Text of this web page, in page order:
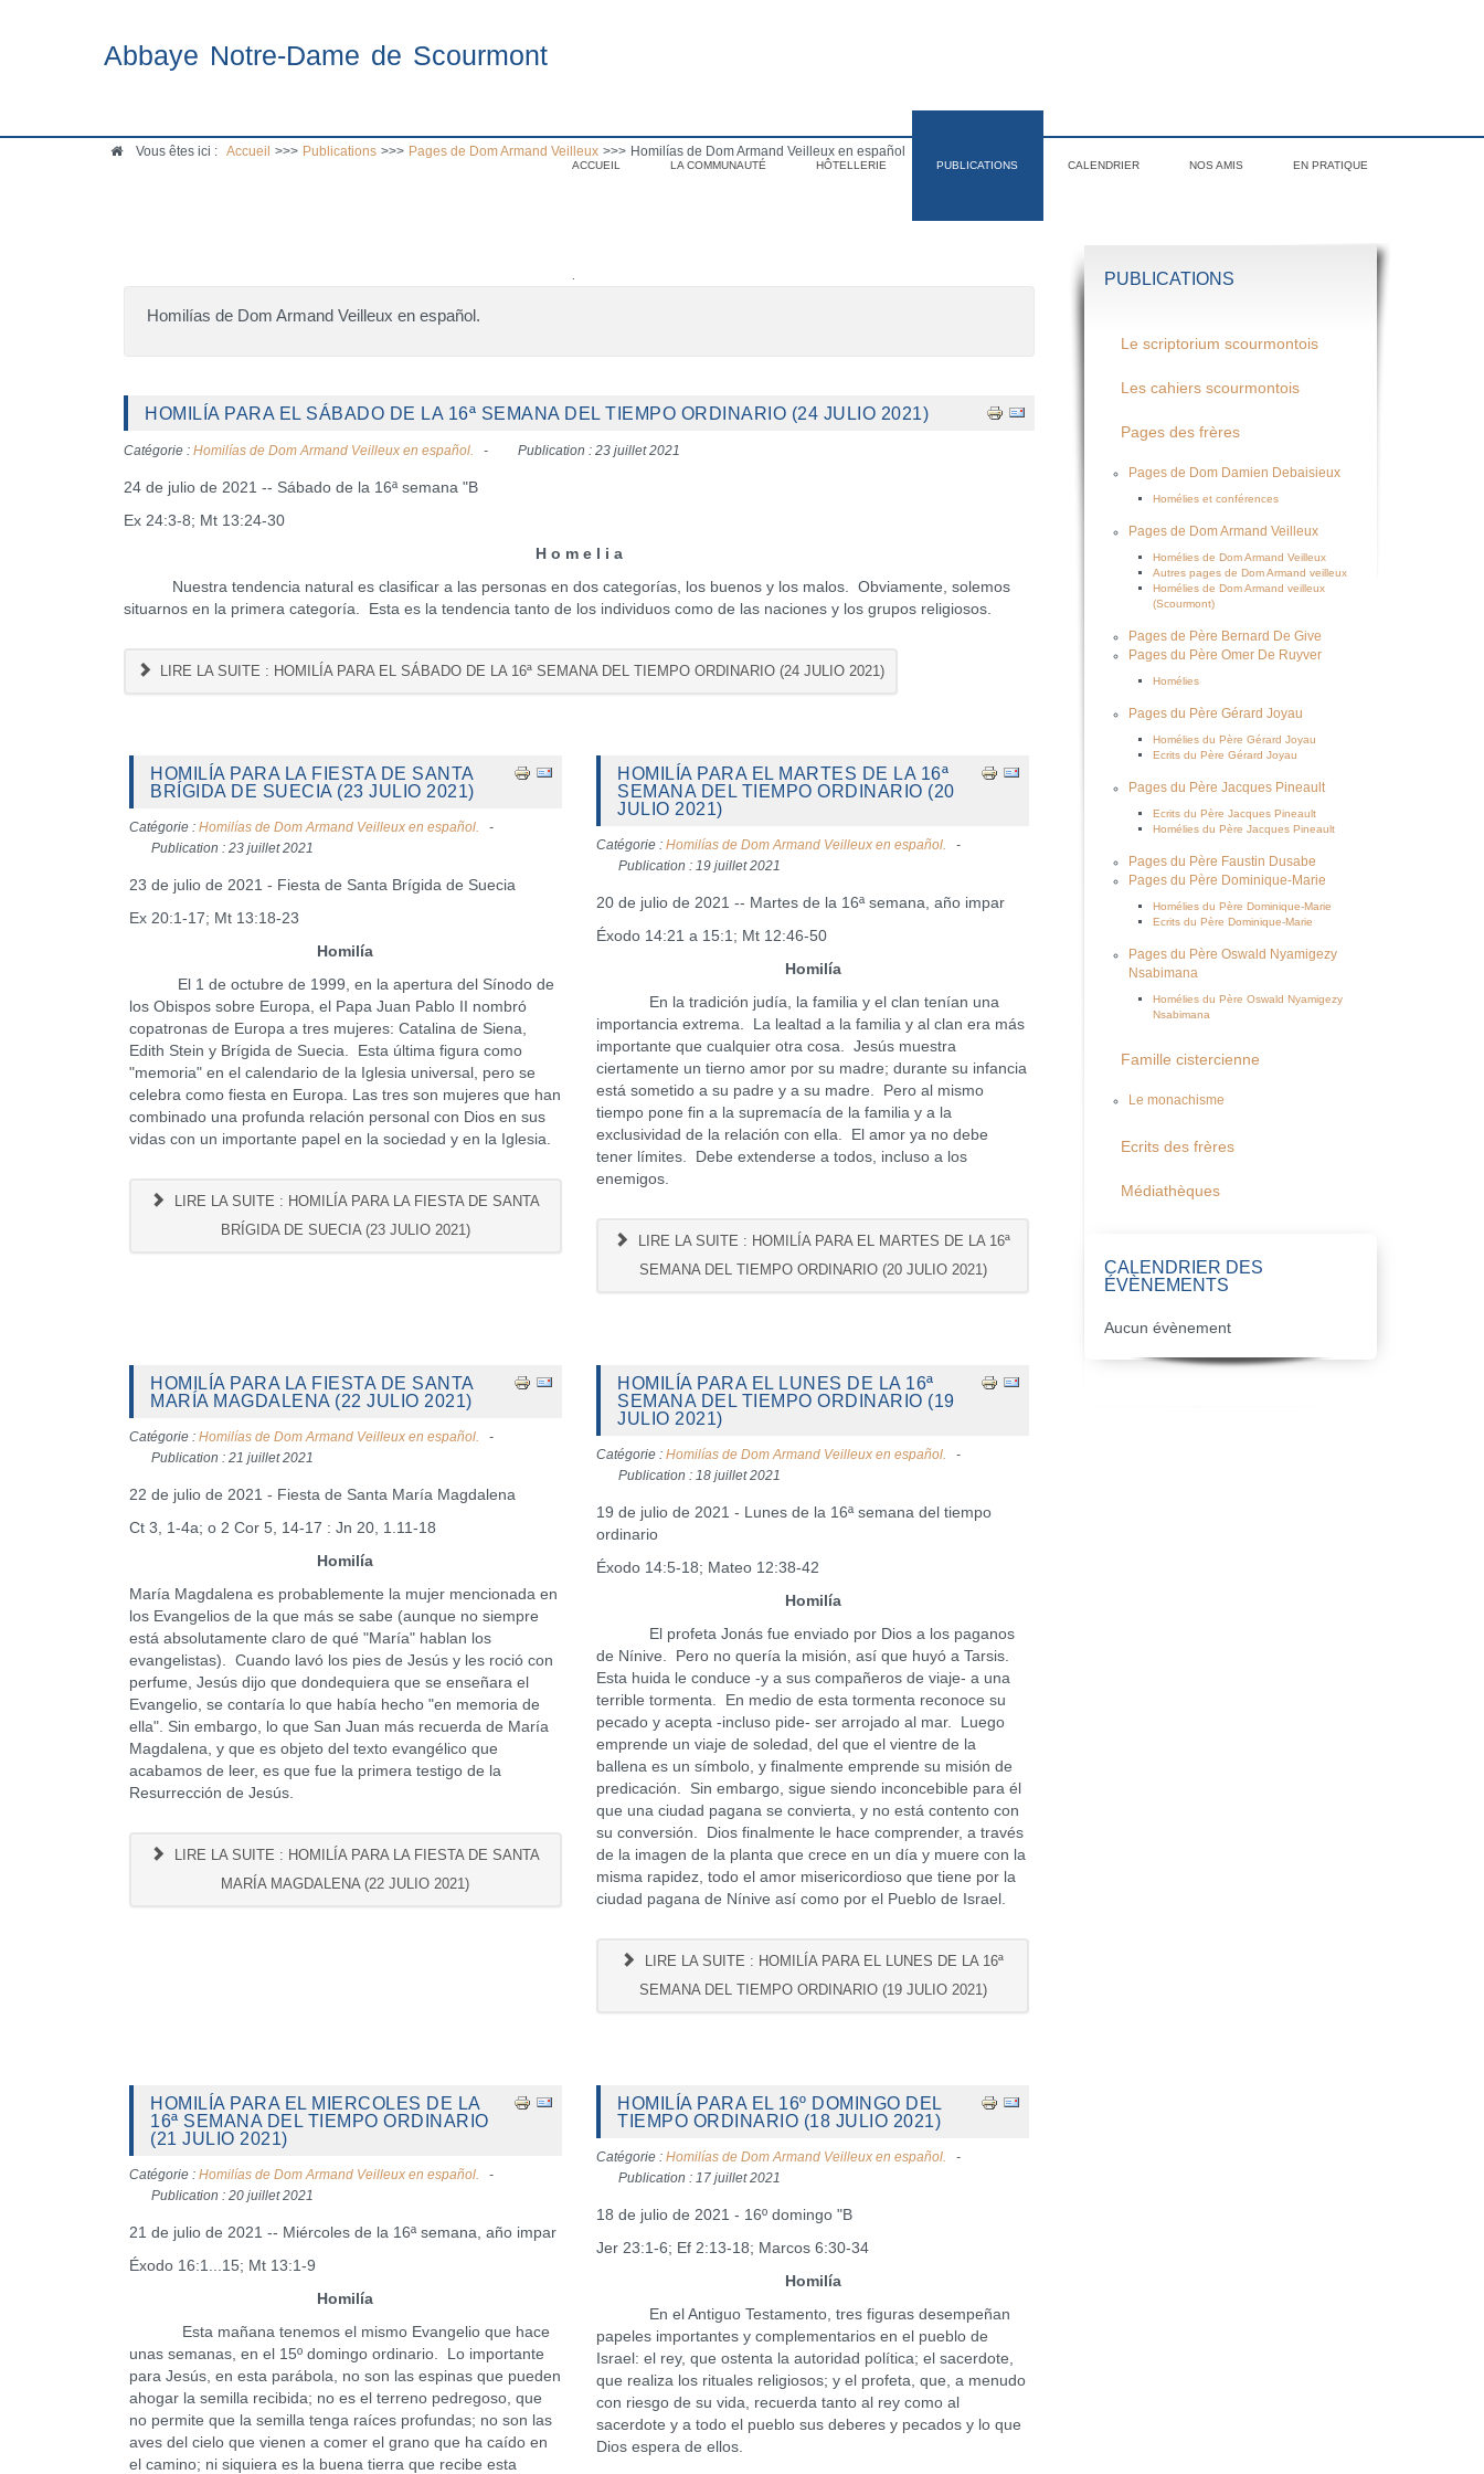
Abbaye Notre-Dame de Scourmont
ACCUEIL LA COMMUNAUTÉ HÔTELLERIE PUBLICATIONS CALENDRIER NOS AMIS EN PRATIQUE
Vous êtes ici : Accueil >>> Publications >>> Pages de Dom Armand Veilleux >>> Homilías de Dom Armand Veilleux en español
Homilías de Dom Armand Veilleux en español.
HOMILÍA PARA EL SÁBADO DE LA 16ª SEMANA DEL TIEMPO ORDINARIO (24 JULIO 2021)
Catégorie : Homilías de Dom Armand Veilleux en español. Publication : 23 juillet 2021
24 de julio de 2021 -- Sábado de la 16ª semana "B
Ex 24:3-8; Mt 13:24-30
H o m e l i a
Nuestra tendencia natural es clasificar a las personas en dos categorías, los buenos y los malos. Obviamente, solemos
situarnos en la primera categoría. Esta es la tendencia tanto de los individuos como de las naciones y los grupos religiosos.
LIRE LA SUITE : HOMILÍA PARA EL SÁBADO DE LA 16ª SEMANA DEL TIEMPO ORDINARIO (24 JULIO 2021)
HOMILÍA PARA LA FIESTA DE SANTA
BRÍGIDA DE SUECIA (23 JULIO 2021)
Catégorie : Homilías de Dom Armand Veilleux en español.
Publication : 23 juillet 2021
23 de julio de 2021 - Fiesta de Santa Brígida de Suecia
Ex 20:1-17; Mt 13:18-23
Homilía
El 1 de octubre de 1999, en la apertura del Sínodo de
los Obispos sobre Europa, el Papa Juan Pablo II nombró
copatronas de Europa a tres mujeres: Catalina de Siena,
Edith Stein y Brígida de Suecia. Esta última figura como
"memoria" en el calendario de la Iglesia universal, pero se
celebra como fiesta en Europa. Las tres son mujeres que han
combinado una profunda relación personal con Dios en sus
vidas con un importante papel en la sociedad y en la Iglesia.
LIRE LA SUITE : HOMILÍA PARA LA FIESTA DE SANTA
BRÍGIDA DE SUECIA (23 JULIO 2021)
HOMILÍA PARA EL MARTES DE LA 16ª
SEMANA DEL TIEMPO ORDINARIO (20
JULIO 2021)
Catégorie :Homilías de Dom Armand Veilleux en español.
Publication : 19 juillet 2021
20 de julio de 2021 -- Martes de la 16ª semana, año impar
Éxodo 14:21 a 15:1; Mt 12:46-50
Homilía
En la tradición judía, la familia y el clan tenían una
importancia extrema. La lealtad a la familia y al clan era más
importante que cualquier otra cosa. Jesús muestra
ciertamente un tierno amor por su madre; durante su infancia
está sometido a su padre y a su madre. Pero al mismo
tiempo pone fin a la supremacía de la familia y a la
exclusividad de la relación con ella. El amor ya no debe
tener límites. Debe extenderse a todos, incluso a los
enemigos.
LIRE LA SUITE : HOMILÍA PARA EL MARTES DE LA 16ª
SEMANA DEL TIEMPO ORDINARIO (20 JULIO 2021)
HOMILÍA PARA LA FIESTA DE SANTA
MARÍA MAGDALENA (22 JULIO 2021)
Catégorie : Homilías de Dom Armand Veilleux en español.
Publication : 21 juillet 2021
22 de julio de 2021 - Fiesta de Santa María Magdalena
Ct 3, 1-4a; o 2 Cor 5, 14-17 : Jn 20, 1.11-18
Homilía
María Magdalena es probablemente la mujer mencionada en
los Evangelios de la que más se sabe (aunque no siempre
está absolutamente claro de qué "María" hablan los
evangelistas). Cuando lavó los pies de Jesús y les roció con
perfume, Jesús dijo que dondequiera que se enseñara el
Evangelio, se contaría lo que había hecho "en memoria de
ella". Sin embargo, lo que San Juan más recuerda de María
Magdalena, y que es objeto del texto evangélico que
acabamos de leer, es que fue la primera testigo de la
Resurrección de Jesús.
LIRE LA SUITE : HOMILÍA PARA LA FIESTA DE SANTA
MARÍA MAGDALENA (22 JULIO 2021)
HOMILÍA PARA EL LUNES DE LA 16ª
SEMANA DEL TIEMPO ORDINARIO (19
JULIO 2021)
Catégorie :Homilías de Dom Armand Veilleux en español.
Publication : 18 juillet 2021
19 de julio de 2021 - Lunes de la 16ª semana del tiempo
ordinario
Éxodo 14:5-18; Mateo 12:38-42
Homilía
El profeta Jonás fue enviado por Dios a los paganos
de Nínive. Pero no quería la misión, así que huyó a Tarsis.
Esta huida le conduce -y a sus compañeros de viaje- a una
terrible tormenta. En medio de esta tormenta reconoce su
pecado y acepta -incluso pide- ser arrojado al mar. Luego
emprende un viaje de soledad, del que el vientre de la
ballena es un símbolo, y finalmente emprende su misión de
predicación. Sin embargo, sigue siendo inconcebible para él
que una ciudad pagana se convierta, y no está contento con
su conversión. Dios finalmente le hace comprender, a través
de la imagen de la planta que crece en un día y muere con la
misma rapidez, todo el amor misericordioso que tiene por la
ciudad pagana de Nínive así como por el Pueblo de Israel.
LIRE LA SUITE : HOMILÍA PARA EL LUNES DE LA 16ª
SEMANA DEL TIEMPO ORDINARIO (19 JULIO 2021)
HOMILÍA PARA EL MIERCOLES DE LA
16ª SEMANA DEL TIEMPO ORDINARIO
(21 JULIO 2021)
Catégorie : Homilías de Dom Armand Veilleux en español.
Publication : 20 juillet 2021
21 de julio de 2021 -- Miércoles de la 16ª semana, año impar
Éxodo 16:1...15; Mt 13:1-9
Homilía
Esta mañana tenemos el mismo Evangelio que hace
unas semanas, en el 15º domingo ordinario. Lo importante
para Jesús, en esta parábola, no son las espinas que pueden
ahogar la semilla recibida; no es el terreno pedregoso, que
no permite que la semilla tenga raíces profundas; no son las
aves del cielo que vienen a comer el grano que ha caído en
el camino; ni siquiera es la buena tierra que recibe esta
HOMILÍA PARA EL 16º DOMINGO DEL
TIEMPO ORDINARIO (18 JULIO 2021)
Catégorie :Homilías de Dom Armand Veilleux en español.
Publication : 17 juillet 2021
18 de julio de 2021 - 16º domingo "B
Jer 23:1-6; Ef 2:13-18; Marcos 6:30-34
Homilía
En el Antiguo Testamento, tres figuras desempeñan
papeles importantes y complementarios en el pueblo de
Israel: el rey, que ostenta la autoridad política; el sacerdote,
que realiza los rituales religiosos; y el profeta, que, a menudo
con riesgo de su vida, recuerda tanto al rey como al
sacerdote y a todo el pueblo sus deberes y pecados y lo que
Dios espera de ellos.
PUBLICATIONS
Le scriptorium scourmontois
Les cahiers scourmontois
Pages des frères
Pages de Dom Damien Debaisieux
Homélies et conférences
Pages de Dom Armand Veilleux
Homélies de Dom Armand Veilleux
Autres pages de Dom Armand veilleux
Homélies de Dom Armand veilleux
(Scourmont)
Pages de Père Bernard De Give
Pages du Père Omer De Ruyver
Homélies
Pages du Père Gérard Joyau
Homélies du Père Gérard Joyau
Ecrits du Père Gérard Joyau
Pages du Père Jacques Pineault
Ecrits du Père Jacques Pineault
Homélies du Père Jacques Pineault
Pages du Père Faustin Dusabe
Pages du Père Dominique-Marie
Homélies du Père Dominique-Marie
Ecrits du Père Dominique-Marie
Pages du Père Oswald Nyamigezy
Nsabimana
Homélies du Père Oswald Nyamigezy
Nsabimana
Famille cistercienne
Le monachisme
Ecrits des frères
Médiathèques
CALENDRIER DES
ÉVÈNEMENTS
Aucun évènement